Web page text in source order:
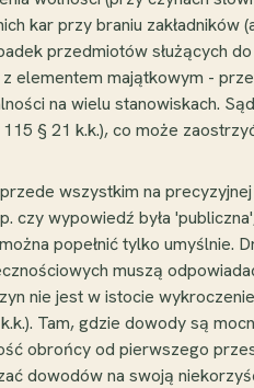
kar przy braniu zakładników
przedmiotów służących
elementem majątkowym -
na wielu stanowiskach.
§ 21 k.k.), co może
wszystkim na precyzyjnej
wypowiedź była
popełnić tylko umyślnie.
muszą
nie jest w istocie
Tam, gdzie dowody są
obrońcy od pierwszego
dowodów na swoją